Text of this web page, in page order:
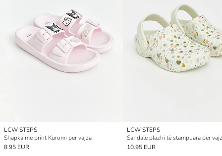
LCW STEPS
Shapka me print Kuromi për vajza
8.95 EUR
LCW STEPS
Sandale plazhi të stampuara për
10.95 EUR